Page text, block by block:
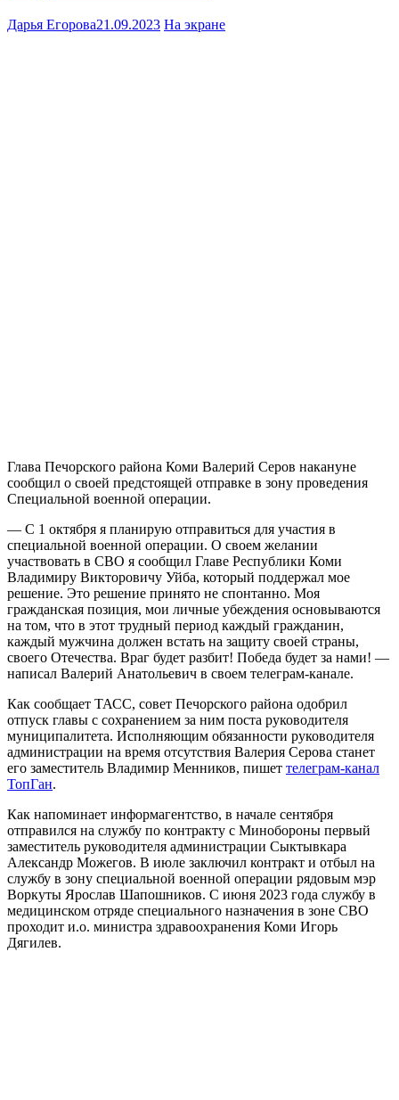
Дарья Егорова21.09.2023 На экране
Глава Печорского района Коми Валерий Серов накануне
сообщил о своей предстоящей отправке в зону проведения
Специальной военной операции.
— С 1 октября я планирую отправиться для участия в
специальной военной операции. О своем желании
участвовать в СВО я сообщил Главе Республики Коми
Владимиру Викторовичу Уйба, который поддержал мое
решение. Это решение принято не спонтанно. Моя
гражданская позиция, мои личные убеждения основываются
на том, что в этот трудный период каждый гражданин,
каждый мужчина должен встать на защиту своей страны,
своего Отечества. Враг будет разбит! Победа будет за нами! —
написал Валерий Анатольевич в своем телеграм-канале.
Как сообщает ТАСС, совет Печорского района одобрил
отпуск главы с сохранением за ним поста руководителя
муниципалитета. Исполняющим обязанности руководителя
администрации на время отсутствия Валерия Серова станет
его заместитель Владимир Менников, пишет телеграм-канал
ТопГан.
Как напоминает информагентство, в начале сентября
отправился на службу по контракту с Минобороны первый
заместитель руководителя администрации Сыктывкара
Александр Можегов. В июле заключил контракт и отбыл на
службу в зону специальной военной операции рядовым мэр
Воркуты Ярослав Шапошников. С июня 2023 года службу в
медицинском отряде специального назначения в зоне СВО
проходит и.о. министра здравоохранения Коми Игорь
Дягилев.